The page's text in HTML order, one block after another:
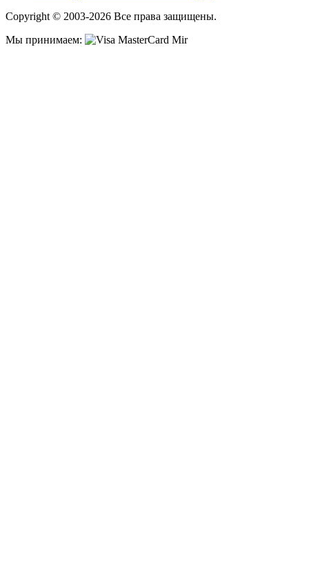
Copyright © 2003-2026 Все права защищены.
Мы принимаем: